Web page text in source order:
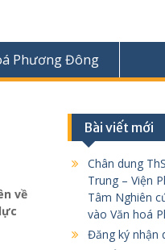
Phương Đông
về
Bài viết mới
Chân dung
Trung – Viện
Tâm Nghiên
vào Văn hoá
Đăng ký nhận